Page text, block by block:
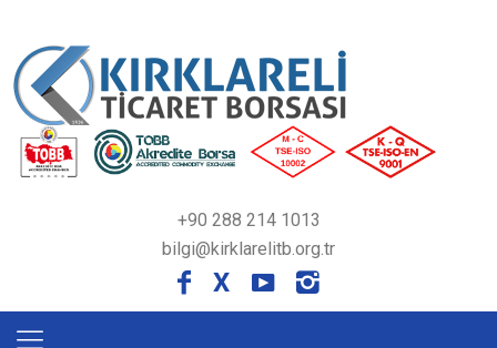
+90 288 214 1013
bilgi@kirklarelitb.org.tr
X